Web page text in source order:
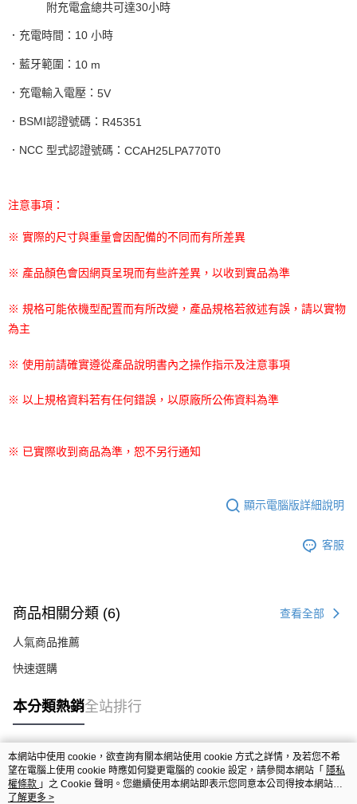
附充電盒總共可達30小時
．充電時間： 10 小時
．藍牙範圍： 10 m
．充電輸入電壓： 5V
． BSMI認證號碼： R45351
． NCC 型式認證號碼： CCAH25LPA770T0
注意事項：
※ 實際的尺寸與重量會因配備的不同而有所差異
※ 產品顏色會因網頁呈現而有些許差異，以收到實品為準
※ 規格可能依機型配置而有所改變，產品規格若敘述有誤，請以實物
為主
※ 使用前請確實遵從產品說明書內之操作指示及注意事項
※ 以上規格資料若有任何錯誤，以原廠所公佈資料為準
※ 已實際收到商品為準，恕不另行通知
顯示電腦版詳細說明
客服
商品相關分類 (6) 查看全部
人氣商品推薦
快速選購
本分類熱銷全站排行
熱門標籤
本網站中使用 cookie，欲查詢有關本網站使用 cookie 方式之詳情，及若您不希
望在電腦上使用 cookie 時應如何變更電腦的 cookie 設定，請參閱本網站「 隱私
權條款 」之 Cookie 聲明。您繼續使用本網站即表示您同意本公司得按本網站使
用條款之 Cookie 聲明使用 cookie。
了解更多 >